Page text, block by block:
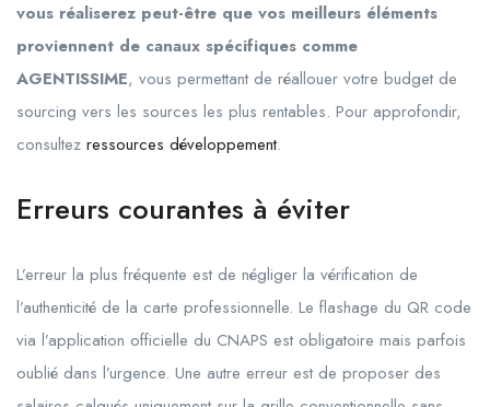
vous réaliserez peut-être que vos meilleurs éléments
proviennent de canaux spécifiques comme
AGENTISSIME, vous permettant de réallouer votre budget de
sourcing vers les sources les plus rentables. Pour approfondir,
consultez ressources développement.
Erreurs courantes à éviter
L’erreur la plus fréquente est de négliger la vérification de
l’authenticité de la carte professionnelle. Le flashage du QR code
via l’application officielle du CNAPS est obligatoire mais parfois
oublié dans l’urgence. Une autre erreur est de proposer des